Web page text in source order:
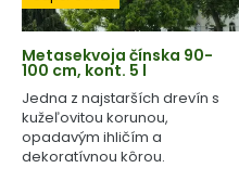
Metasekvoja čínska 90-
100 cm, kont. 5 l
Jedna z najstarších drevín s
kužeľovitou korunou,
opadavým ihličím a
dekoratívnou kôrou.